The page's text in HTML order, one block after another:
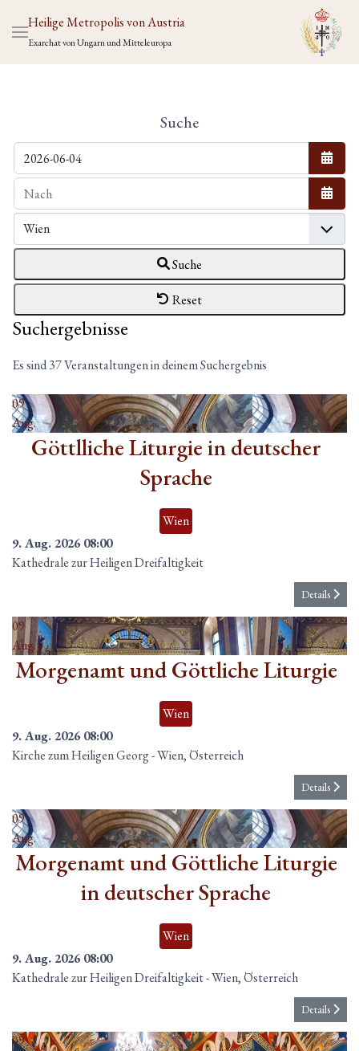
Heilige Metropolis von Austria
Exarchat von Ungarn und Mitteleuropa
Suche
Suche
Reset
Suchergebnisse
Es sind 37 Veranstaltungen in deinem Suchergebnis
09
Aug.
Göttlliche Liturgie in deutscher
Sprache
Wien
9. Aug. 2026 08:00
Kathedrale zur Heiligen Dreifaltigkeit
Details
09
Aug.
Morgenamt und Göttliche Liturgie
Wien
9. Aug. 2026 08:00
Kirche zum Heiligen Georg-Wien, Österreich
Details
09
Aug.
Morgenamt und Göttliche Liturgie
in deutscher Sprache
Wien
9. Aug. 2026 08:00
Kathedrale zur Heiligen Dreifaltigkeit-Wien, Österreich
Details
09